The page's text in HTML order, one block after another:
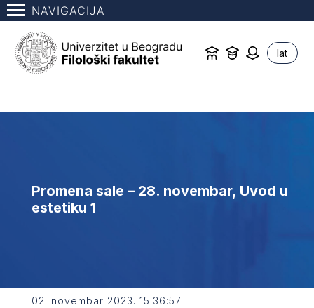
NAVIGACIJA
lat
Promena sale – 28. novembar, Uvod u
estetiku 1
02. novembar 2023. 15:36:57